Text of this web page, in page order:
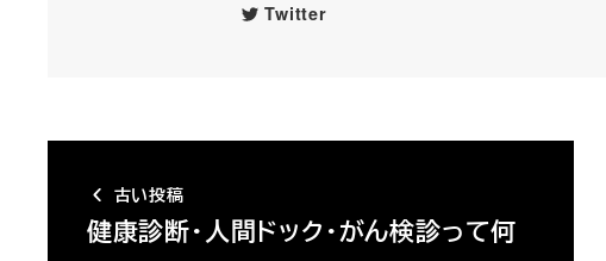
Twitter
古い投稿
健康診断・人間ドック・がん検診って何